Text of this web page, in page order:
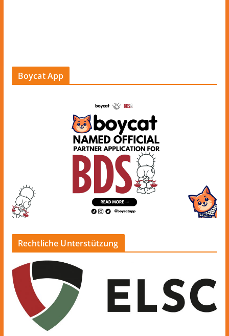
Boycat App
Rechtliche Unterstützung